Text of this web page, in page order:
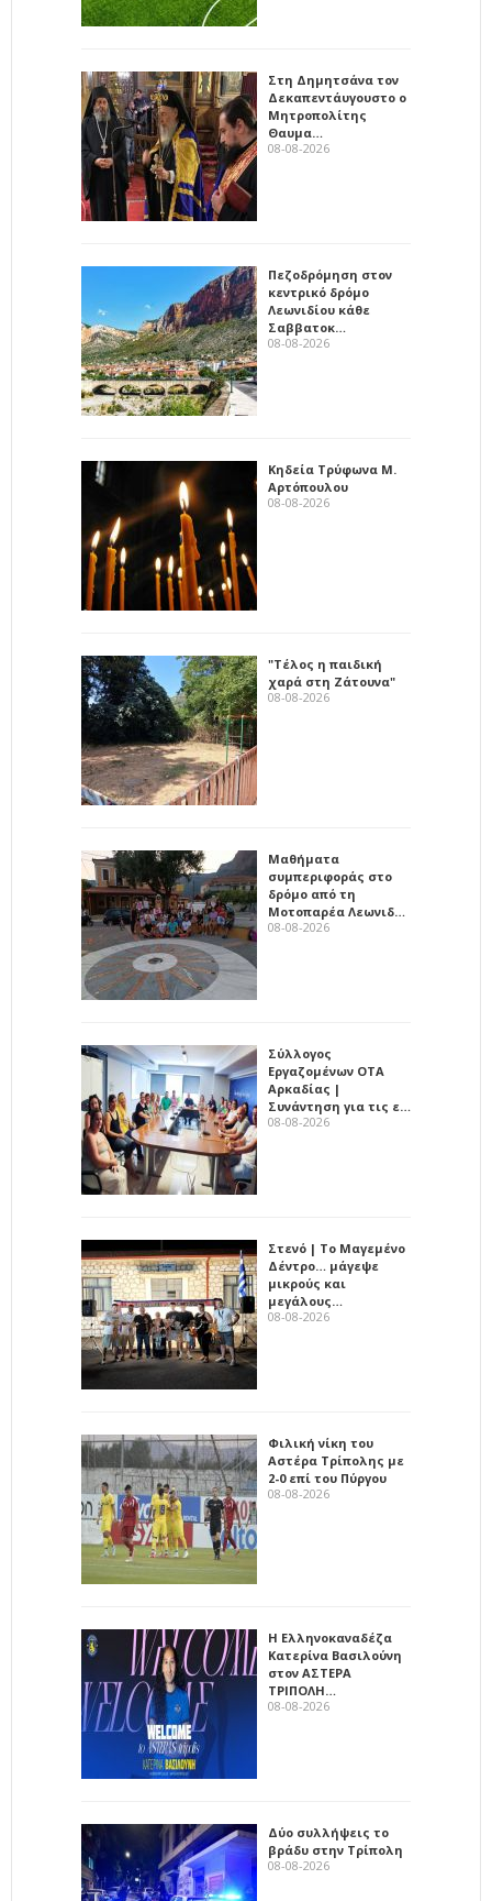
Στη Δημητσάνα τον
Δεκαπεντάυγουστο ο
Μητροπολίτης
Θαυμα…
08-08-2026
Πεζοδρόμηση στον
κεντρικό δρόμο
Λεωνιδίου κάθε
Σαββατοκ…
08-08-2026
Κηδεία Τρύφωνα Μ.
Αρτόπουλου
08-08-2026
"Τέλος η παιδική
χαρά στη Ζάτουνα"
08-08-2026
Μαθήματα
συμπεριφοράς στο
δρόμο από τη
Μοτοπαρέα Λεωνιδ…
08-08-2026
Σύλλογος
Εργαζομένων ΟΤΑ
Αρκαδίας |
Συνάντηση για τις ε…
08-08-2026
Στενό | Το Μαγεμένο
Δέντρο… μάγεψε
μικρούς και
μεγάλους…
08-08-2026
Φιλική νίκη του
Αστέρα Τρίπολης με
2-0 επί του Πύργου
08-08-2026
Η Ελληνοκαναδέζα
Κατερίνα Βασιλούνη
στον ΑΣΤΕΡΑ
ΤΡΙΠΟΛΗ…
08-08-2026
Δύο συλλήψεις το
βράδυ στην Τρίπολη
08-08-2026